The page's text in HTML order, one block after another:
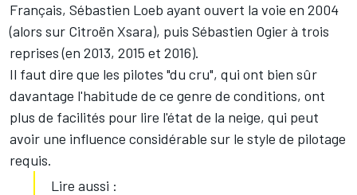
Français, Sébastien Loeb ayant ouvert la voie en 2004
(alors sur Citroën Xsara), puis Sébastien Ogierà trois
reprises (en 2013, 2015 et 2016).
Il faut dire que les pilotes "du cru", qui ont bien sûr
davantage l'habitude de ce genre de conditions, ont
plus de facilités pour lire l'état de la neige, qui peut
avoir une influence considérable sur le style de pilotage
requis.
Lire aussi :